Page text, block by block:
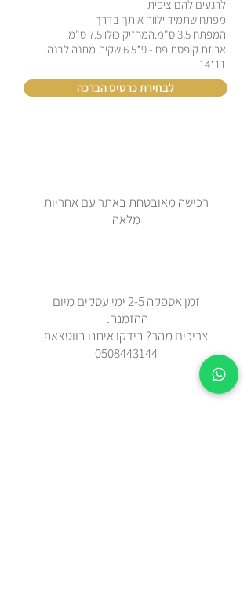
לרגעים להם ציפית
מפתח שתמיד ילווה אותך בדרך
המפתח 3.5 ס"מ.המחזיק כולו 7.5 ס"מ.
אריזת קופסת פח - 9*6.5 שקית מתנה לבנה
11*14
לבחירת כרטיס הברכה
רכישה מאובטחת באתר עם אחריות
מלאה
זמן אספקה 2-5 ימי עסקים מיום
ההזמנה.
צריכים מהר? בידקו איתנו בווטצאפ
0508443144